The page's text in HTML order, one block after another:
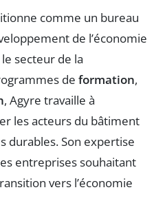
comme un bureau
de l’économie
secteur de la
de formation,
, Agyre travaille à
les acteurs du bâtiment
durables. Son expertise
entreprises souhaitant
vers l’économie